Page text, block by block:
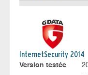
InternetSecurity 2014
Version testée